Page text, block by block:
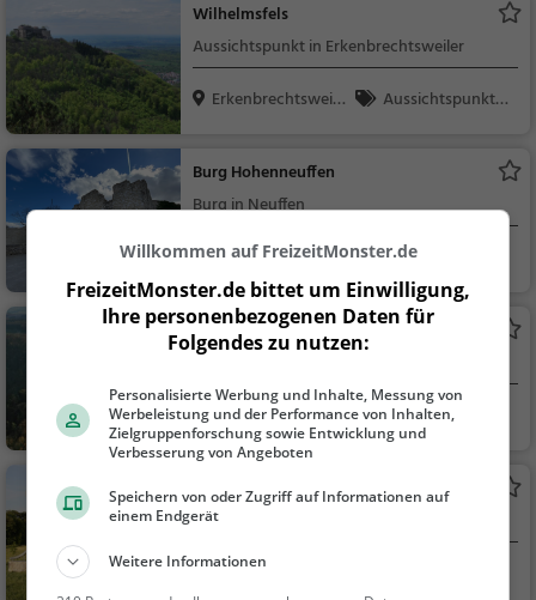
Wilhelmsfels
Aussichtspunkt in Erkenbrechtsweiler
Erkenbrechtsweile
Aussichtspunkt, F
Burg Hohenneuffen
Burg in Neuffen
Neuffen
Familie & Kinder,
Sehenswürdigkeit
Bauerloch
Höhle in Neuffen
Neuffen
Familie & Kinder,
Natur, Sehenswürdig
Brille
Aussichtspunkt in Hülben
Hülben
Willkommen auf FreizeitMonster.de
FreizeitMonster.de bittet um Einwilligung,
Ihre personenbezogenen Daten für
Folgendes zu nutzen:
Personalisierte Werbung und Inhalte, Messung von
Werbeleistung und der Performance von Inhalten,
Zielgruppenforschung sowie Entwicklung und
Verbesserung von Angeboten
Speichern von oder Zugriff auf Informationen auf
einem Endgerät
Weitere Informationen